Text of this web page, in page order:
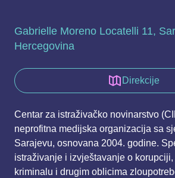
Gabrielle Moreno Locatelli 11,
Hercegovina
Direkcije
Centar za istraživačko novinarstvo
neprofitna medijska organizacija sa
Sarajevu, osnovana 2004. godine.
istraživanje i izvještavanje o
kriminalu i drugim oblicima